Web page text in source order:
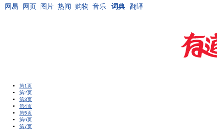
网易 网页 图片 热闻 购物 音乐 词典 翻译
第1页
第2页
第3页
第4页
第5页
第6页
第7页